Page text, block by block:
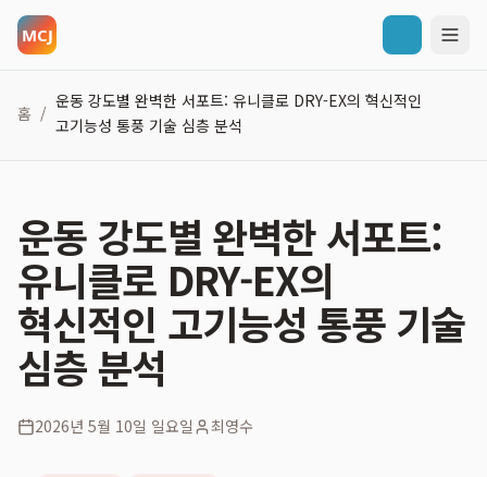
홈 /
운동 강도별 완벽한 서포트: 유니클로 DRY-EX의 혁신적인
고기능성 통풍 기술 심층 분석
운동 강도별 완벽한 서포트:
유니클로 DRY-EX의
혁신적인 고기능성 통풍 기술
심층 분석
2026년 5월 10일 일요일 최영수